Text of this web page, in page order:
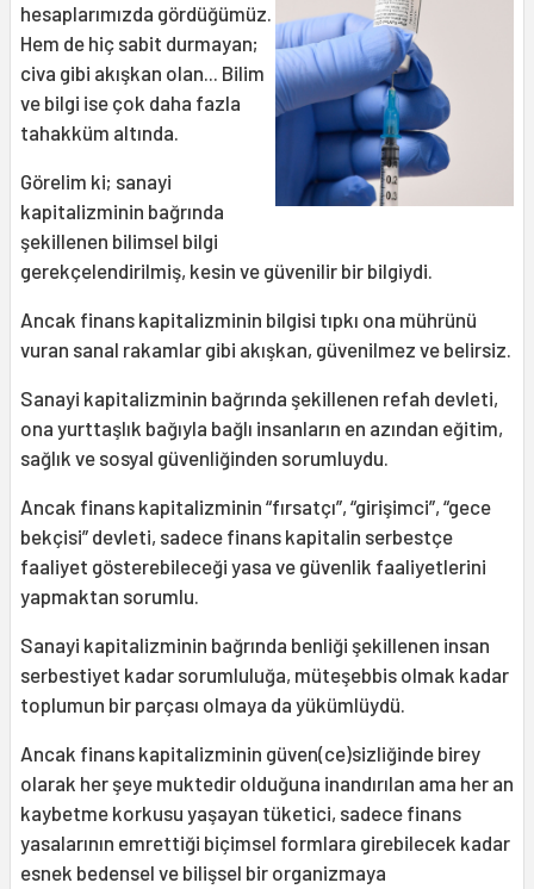
hesaplarımızda gördüğümüz.
Hem de hiç sabit durmayan;
civa gibi akışkan olan... Bilim
ve bilgi ise çok daha fazla
tahakküm altında.
Görelim ki; sanayi
kapitalizminin bağrında
şekillenen bilimsel bilgi
gerekçelendirilmiş, kesin ve güvenilir bir bilgiydi.
Ancak finans kapitalizminin bilgisi tıpkı ona mührünü
vuran sanal rakamlar gibi akışkan, güvenilmez ve belirsiz.
Sanayi kapitalizminin bağrında şekillenen refah devleti,
ona yurttaşlık bağıyla bağlı insanların en azından eğitim,
sağlık ve sosyal güvenliğinden sorumluydu.
Ancak finans kapitalizminin “fırsatçı”, “girişimci”, “gece
bekçisi” devleti, sadece finans kapitalin serbestçe
faaliyet gösterebileceği yasa ve güvenlik faaliyetlerini
yapmaktan sorumlu.
Sanayi kapitalizminin bağrında benliği şekillenen insan
serbestiyet kadar sorumluluğa, müteşebbis olmak kadar
toplumun bir parçası olmaya da yükümlüydü.
Ancak finans kapitalizminin güven(ce)sizliğinde birey
olarak her şeye muktedir olduğuna inandırılan ama her an
kaybetme korkusu yaşayan tüketici, sadece finans
yasalarının emrettiği biçimsel formlara girebilecek kadar
esnek bedensel ve bilişsel bir organizmaya